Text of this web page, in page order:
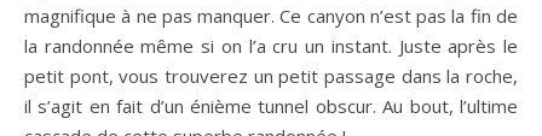
magnifique à ne pas manquer. Ce canyon n’est pas la fin de
la randonnée même si on l’a cru un instant. Juste après le
petit pont, vous trouverez un petit passage dans la roche,
il s’agit en fait d’un énième tunnel obscur. Au bout, l’ultime